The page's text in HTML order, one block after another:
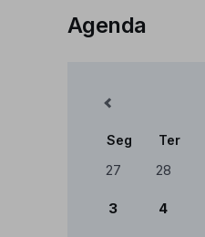
Agenda
Mês Anterior
Calendário
Seg Ter
27 28
3 4